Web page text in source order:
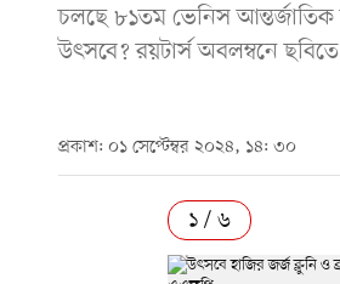
চলছে ৮১তম ভেনিস আন্তর্জাতিক
উৎসবে? রয়টার্স অবলম্বনে
প্রকাশ: ০১ সেপ্টেম্বর ২০২৪, ১৪: ৩০
১ / ৬